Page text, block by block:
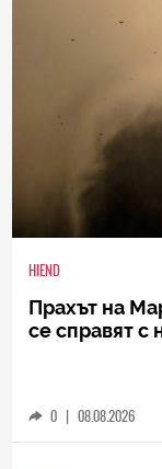
HIEND
Прахът на
се справят с
0 | 08.08.2026